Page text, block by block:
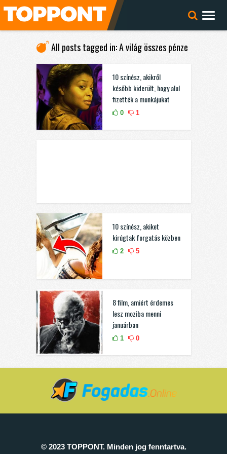
All posts tagged in: A világ összes pénze
10 színész, akikről
később kiderült, hogy alul
fizették a munkájukat
0 1
10 színész, akiket
kirúgtak forgatás közben
2 5
8 film, amiért érdemes
lesz moziba menni
januárban
1 0
© 2023 TOPPONT. Minden jog fenntartva.